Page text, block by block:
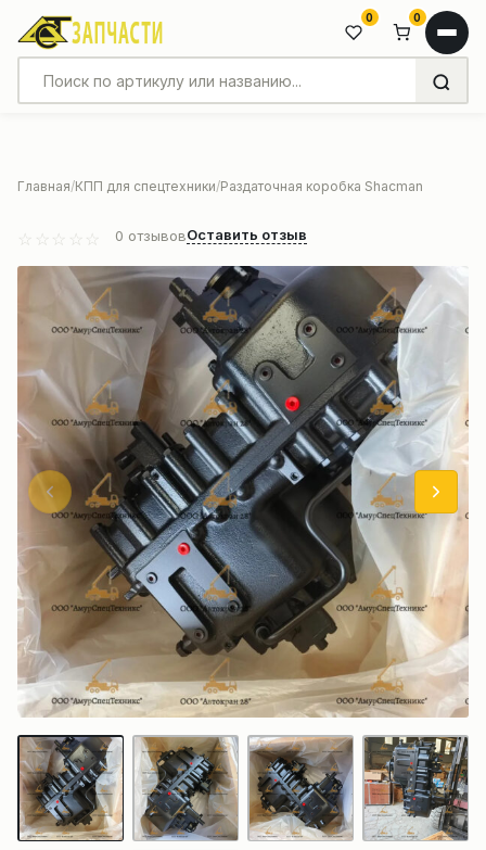
0 0
Главная КПП для спецтехники Раздаточная коробка Shacman
0 отзывовОставить отзыв